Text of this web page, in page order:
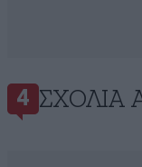
4 ΣΧΌΛΙΑ